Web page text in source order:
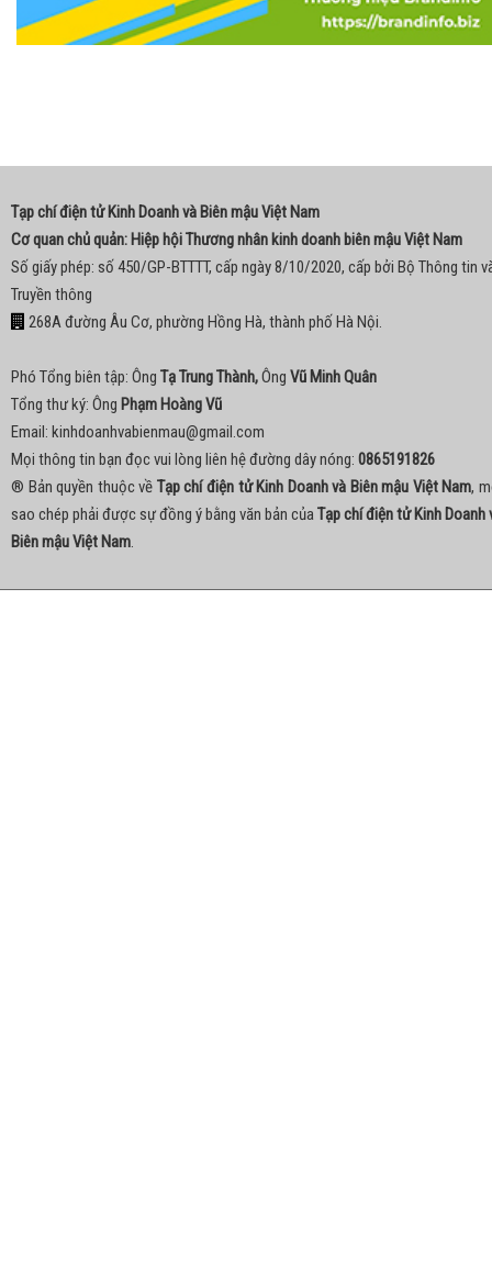
Tạp chí điện tử Kinh Doanh và Biên mậu Việt Nam
Cơ quan chủ quản: Hiệp hội Thương nhân kinh doanh biên mậu Việt Nam
Số giấy phép: số 450/GP-BTTTT, cấp ngày 8/10/2020, cấp bởi Bộ Thông tin
Truyền thông
268A đường Âu Cơ, phường Hồng Hà, thành phố Hà Nội.
Phó Tổng biên tập: Ông Tạ Trung Thành,Ông Vũ Minh Quân
Tổng thư ký: Ông Phạm Hoàng Vũ
Email: kinhdoanhvabienmau@gmail.com
Mọi thông tin bạn đọc vui lòng liên hệ đường dây nóng: 0865191826
® Bản quyền thuộc về Tạp chí điện tử Kinh Doanh và Biên mậu Việt Nam,
sao chép phải được sự đồng ý bằng văn bản củaTạp chí điện tử Kinh Doanh
Biên mậu Việt Nam.